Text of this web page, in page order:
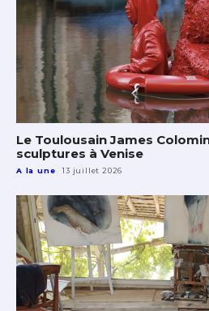
Le Toulousain James
sculptures à Venise
A la une 13 juillet 2026